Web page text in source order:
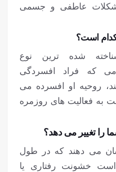
مشکلات عاطفی و جسمی
است؟
شده ترین نوع
که فراد افسردگی
روحیه او افسرده می
به فعالیت های روزمره
را تغییر می دهد؟
می دهند که در طول
خشونت رفتاری یا